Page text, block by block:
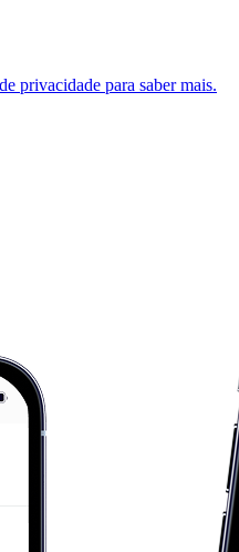
privacidade para saber mais.